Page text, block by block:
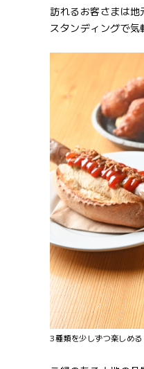
訪れるお客さまは地
スタンディングで気
3種類を少しずつ楽しめ